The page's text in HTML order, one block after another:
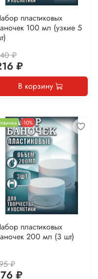
пластиковых
100 мл (узкие 5
₽
₽
В корзину
-10%
пластиковых
200 мл (3 шт)
₽
₽